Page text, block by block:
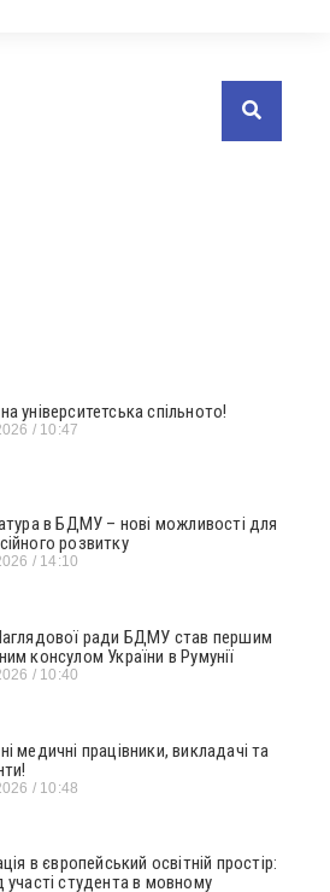
університетська спільното!
10:47
в БДМУ – нові можливості для
розвитку
14:10
ради БДМУ став першим
консулом України в Румунії
10:40
медичні працівники, викладачі та
10:48
в європейський освітній простір:
участі студента в мовному